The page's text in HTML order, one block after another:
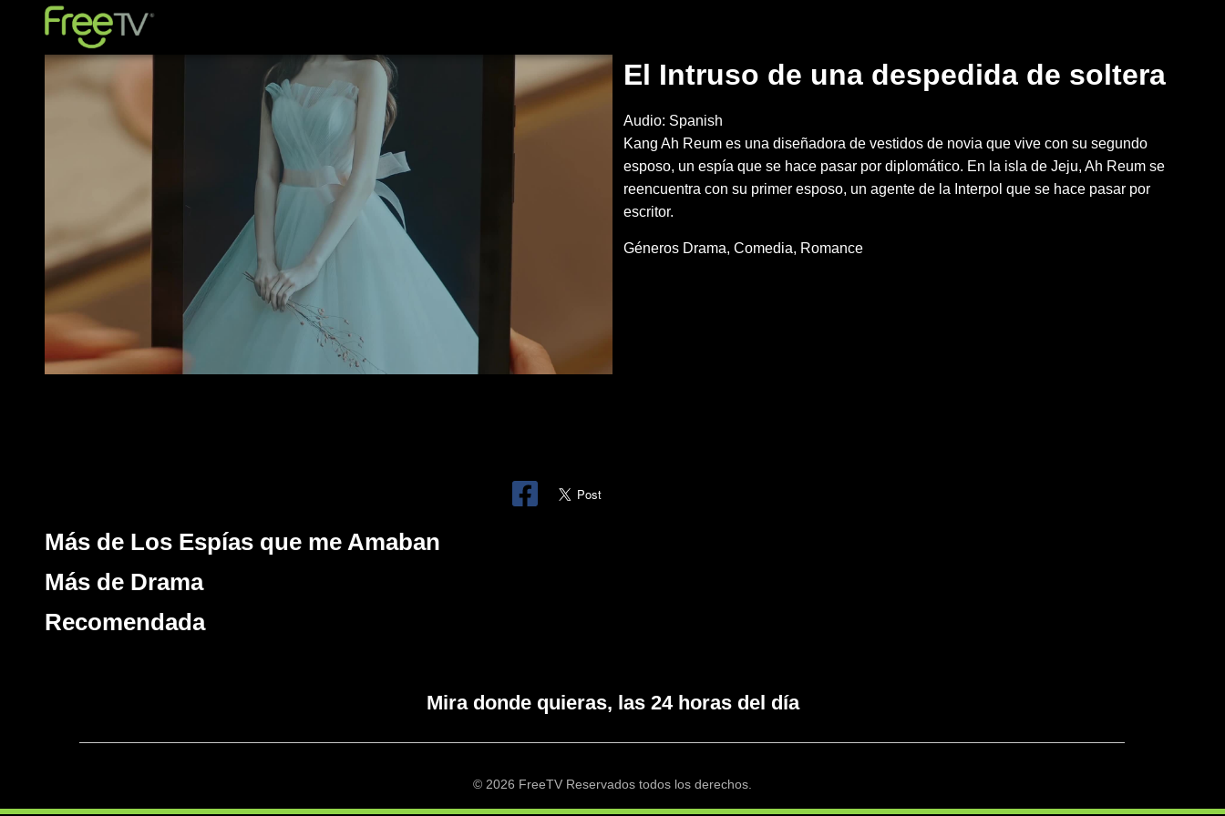
El Intruso de una despedida de soltera
Audio: Spanish
Kang Ah Reum es una diseñadora de vestidos de novia que vive con su segundo
esposo, un espía que se hace pasar por diplomático. En la isla de Jeju, Ah Reum se
reencuentra con su primer esposo, un agente de la Interpol que se hace pasar por
escritor.
Géneros Drama Comedia Romance
Más de Los Espías que me Amaban
Más de Drama
Recomendada
Mira donde quieras, las 24 horas del día
© 2026 FreeTV Reservados todos los derechos.